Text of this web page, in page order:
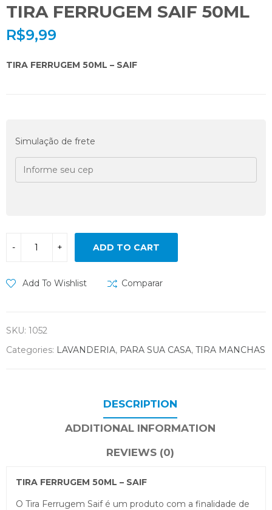
TIRA FERRUGEM SAIF 50ML
R$9,99
TIRA FERRUGEM 50ML – SAIF
Simulação de frete
ADD TO CART
Add To Wishlist Comparar
SKU: 1052
Categories: LAVANDERIA, PARA SUA CASA, TIRA MANCHAS
DESCRIPTION
ADDITIONAL INFORMATION
REVIEWS (0)
TIRA FERRUGEM 50ML – SAIF
O Tira Ferrugem Saif é um produto com a finalidade de